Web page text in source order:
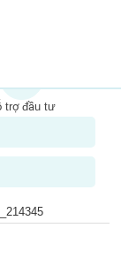
trợ đầu tư